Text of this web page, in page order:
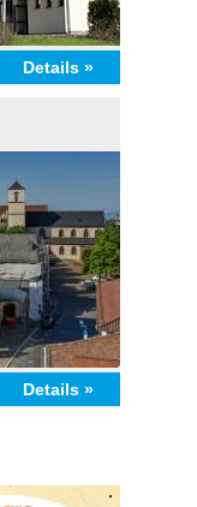
Details »
Details »